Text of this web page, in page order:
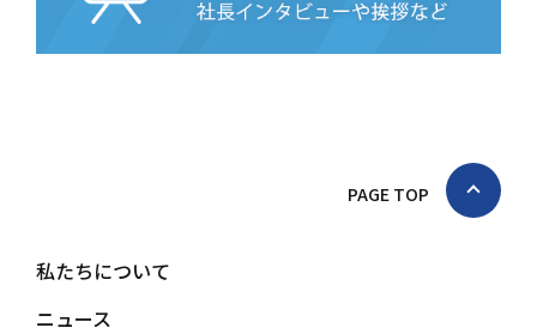
PAGE TOP
私たちについて
ニュース